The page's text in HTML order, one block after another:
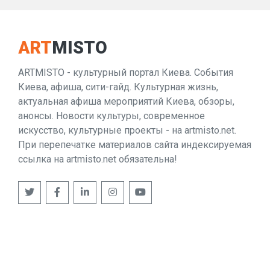
ARTMISTO
ARTMISTO - культурный портал Киева. События
Киева, афиша, сити-гайд. Культурная жизнь,
актуальная афиша мероприятий Киева, обзоры,
анонсы. Новости культуры, современное
искусство, культурные проекты - на artmisto.net.
При перепечатке материалов сайта индексируемая
ссылка на artmisto.net обязательна!